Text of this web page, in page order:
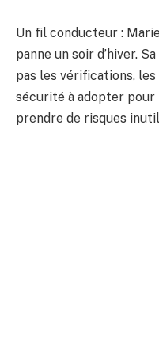
Un fil conducteur :
panne un soir d’hiver.
pas les vérifications,
sécurité à adopter
prendre de risques